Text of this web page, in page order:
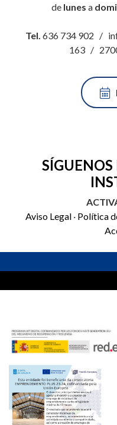
de lunes a
Tel. 636 734 902 /
163 /
SÍGUENOS
Aviso Legal· Política